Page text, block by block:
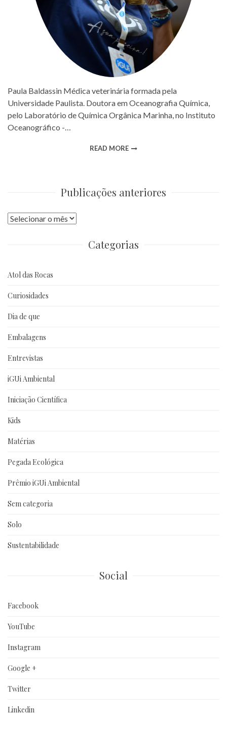
Paula Baldassin Médica veterinária formada pela
Universidade Paulista. Doutora em Oceanografia Química,
pelo Laboratório de Química Orgânica Marinha, no Instituto
Oceanográfico -…
READ MORE
Publicações anteriores
Publicações
Categorias
Atol das Rocas
Curiosidades
Dia de que
Embalagens
Entrevistas
iGUi Ambiental
Iniciação Científica
Kids
Matérias
Pegada Ecológica
Prêmio iGUi Ambiental
Sem categoria
Solo
Sustentabilidade
Social
Facebook
YouTube
Instagram
Google +
Twitter
Linkedin